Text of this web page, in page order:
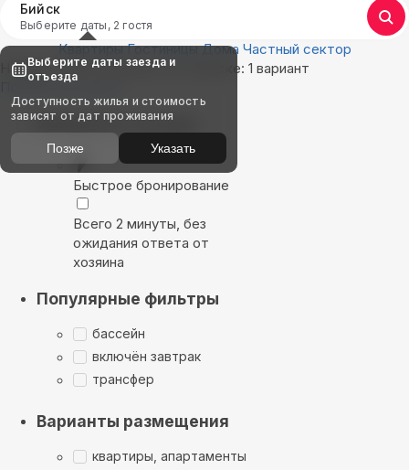
Бийск
Выберите даты, 2 гостя
Квартиры Гостиницы Дома Частный сектор
Найдём, где остановиться в Бийске: 1 вариант
Показать на карте
Выбирайте лучшее
Быстрое бронирование
Всего 2 минуты, без
ожидания ответа от
хозяина
Популярные фильтры
бассейн
включён завтрак
трансфер
Варианты размещения
квартиры, апартаменты
Выберите даты заезда и
отъезда
Доступность жилья и стоимость
зависят от дат проживания
Позже Указать